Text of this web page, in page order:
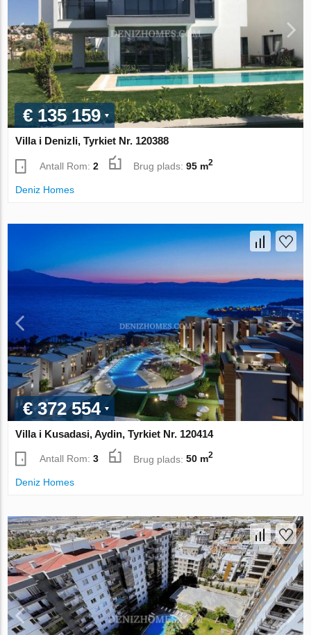
€ 135 159
Villa i Denizli, Tyrkiet Nr. 120388
Antall Rom:2 Brug plads:95 m2
Deniz Homes
€ 372 554
Villa i Kusadasi, Aydin, Tyrkiet Nr. 120414
Antall Rom:3 Brug plads:50 m2
Deniz Homes